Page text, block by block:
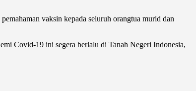
vaksin kepada seluruh orangtua murid dan
Covid-19 ini segera berlalu di Tanah Negeri Indonesia,